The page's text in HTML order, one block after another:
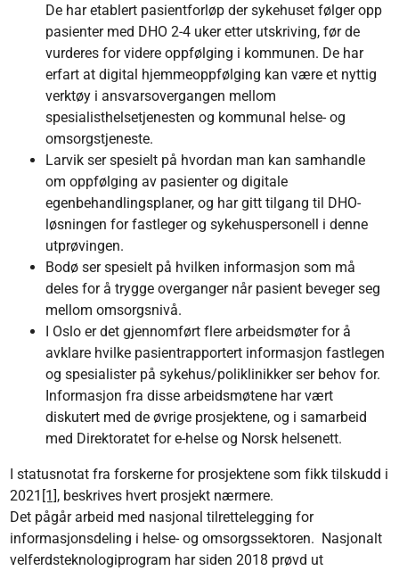
De har etablert pasientforløp der sykehuset følger opp
pasienter med DHO 2-4 uker etter utskriving, før de
vurderes for videre oppfølging i kommunen. De har
erfart at digital hjemmeoppfølging kan være et nyttig
verktøy i ansvarsovergangen mellom
spesialisthelsetjenesten og kommunal helse- og
omsorgstjeneste.
Larvik ser spesielt på hvordan man kan samhandle
om oppfølging av pasienter og digitale
egenbehandlingsplaner, og har gitt tilgang til DHO-
løsningen for fastleger og sykehuspersonell i denne
utprøvingen.
Bodø ser spesielt på hvilken informasjon som må
deles for å trygge overganger når pasient beveger seg
mellom omsorgsnivå.
I Oslo er det gjennomført flere arbeidsmøter for å
avklare hvilke pasientrapportert informasjon fastlegen
og spesialister på sykehus/poliklinikker ser behov for.
Informasjon fra disse arbeidsmøtene har vært
diskutert med de øvrige prosjektene, og i samarbeid
med Direktoratet for e-helse og Norsk helsenett.
I statusnotat fra forskerne for prosjektene som fikk tilskudd i
2021 [1], beskrives hvert prosjekt nærmere.
Det pågår arbeid med nasjonal tilrettelegging for
informasjonsdeling i helse- og omsorgssektoren. Nasjonalt
velferdsteknologiprogram har siden 2018 prøvd ut